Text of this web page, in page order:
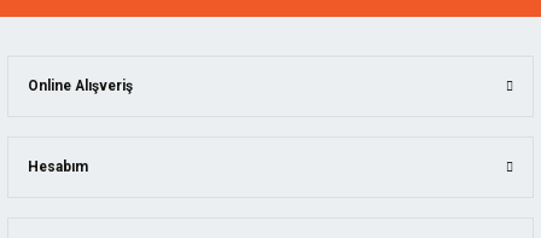
Online Alışveriş
Hesabım